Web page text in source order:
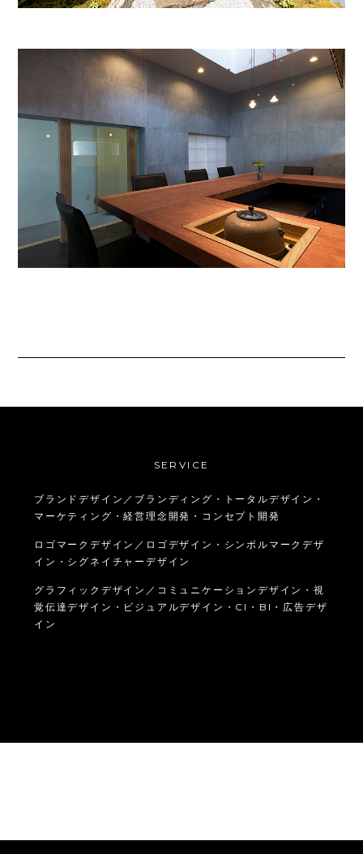
SERVICE
ブランドデザイン／ブランディング・トータルデザイン・
マーケティング・経営理念開発・コンセプト開発
ロゴマークデザイン／ロゴデザイン・シンボルマークデザ
イン・シグネイチャーデザイン
グラフィックデザイン／コミュニケーションデザイン・視
覚伝達デザイン・ビジュアルデザイン・CI・BI・広告デザ
イン